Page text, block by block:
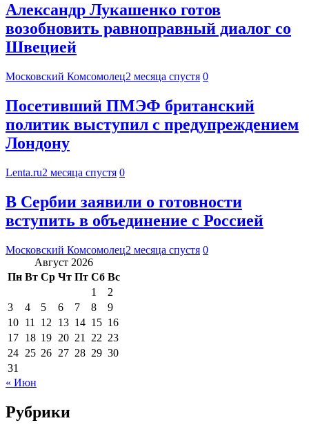
Александр Лукашенко готов
возобновить равноправный диалог со
Швецией
Московский Комсомолец2 месяца спустя 0
Посетивший ПМЭФ британский
политик выступил с предупреждением
Лондону
Lenta.ru2 месяца спустя 0
В Сербии заявили о готовности
вступить в объединение с Россией
Московский Комсомолец2 месяца спустя 0
Август 2026
Пн Вт Ср Чт Пт Сб Вс
1
2
3
4 5 6 7 8
9
10 11 12 13 14 15 16
17 18 19 20 21 22 23
24 25 26 27 28 29 30
31
« Июн
Рубрики